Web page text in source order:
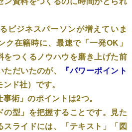
ビジネスパーソンが増えていま
ク在籍時に、最速で「一発OK」
をつくるノウハウを磨き上げた前
だいたのが、
『パワーポイント
ンド社）です。
術」のポイントは2つ。
の型」を把握することです。見た
ライドには、「テキスト」「図